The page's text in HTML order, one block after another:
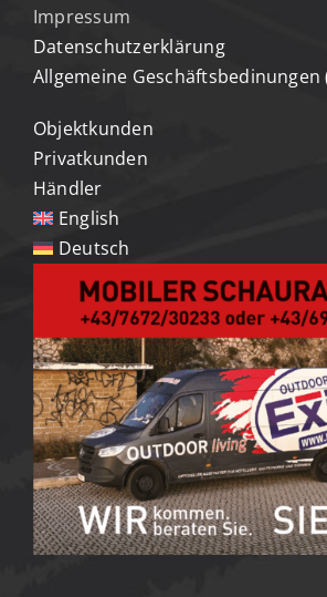
Impressum
Datenschutzerklärung
Allgemeine Geschäftsbedinungen
Objektkunden
Privatkunden
Händler
English
Deutsch